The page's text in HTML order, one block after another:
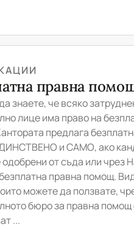
правна
знаете, че всяко
лице има право на
предлага
и САМО, ако
одобрени от съда или чрез
правна помощ.
можете да ползвате,
бюро за правна помощ
...